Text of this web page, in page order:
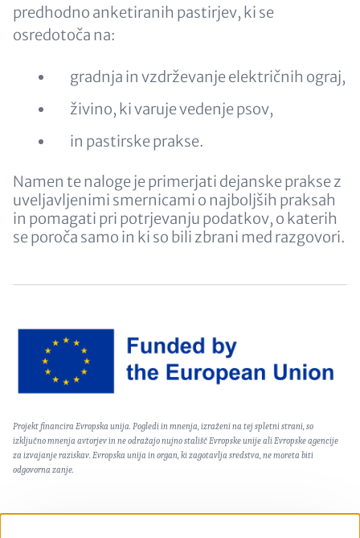
predhodno anketiranih pastirjev, ki se
osredotoča na:
gradnja in vzdrževanje električnih ograj,
živino, ki varuje vedenje psov,
in pastirske prakse.
Namen te naloge je primerjati dejanske prakse z
uveljavljenimi smernicami o najboljših praksah
in pomagati pri potrjevanju podatkov, o katerih
se poroča samo in ki so bili zbrani med razgovori.
Image
Text
(optional)
Projekt financira Evropska unija. Pogledi in mnenja, izraženi na tej spletni strani, so
izključno mnenja avtorjev in ne odražajo nujno stališč Evropske unije ali Evropske agencije
za izvajanje raziskav. Evropska unija in organ, ki zagotavlja sredstva, ne moreta biti
odgovorna zanje.